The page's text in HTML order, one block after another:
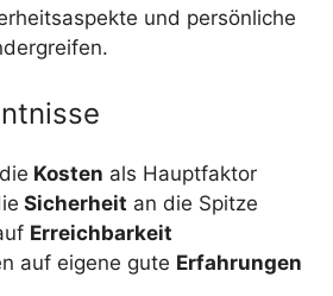
und persönliche
Kosten als Hauptfaktor
Sicherheit an die Spitze
Erreichbarkeit
auf eigene gute Erfahrungen